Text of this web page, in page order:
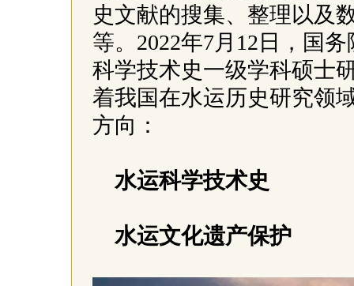
史文献的搜集、整理以及
等。2022年7月12日，国
科学技术史一级学科硕士
着我国在水运历史研究领
方向：
水运科学技术史
水运文化遗产保护